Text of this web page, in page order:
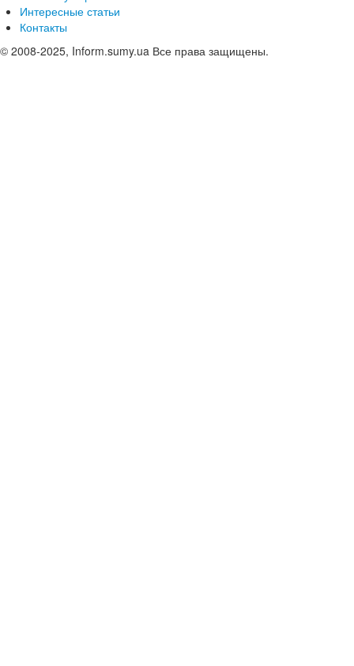
Интересные статьи
Контакты
© 2008-2025, Inform.sumy.ua Все права защищены.